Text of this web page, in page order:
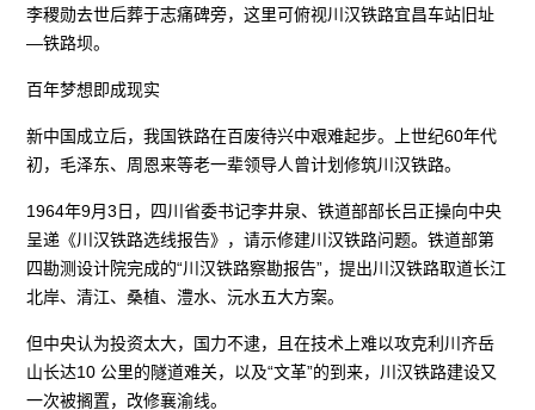
李稷勋去世后葬于志痛碑旁，这里可俯视川汉铁路宜昌车站旧址
—铁路坝。
百年梦想即成现实
新中国成立后，我国铁路在百废待兴中艰难起步。上世纪60年代
初，毛泽东、周恩来等老一辈领导人曾计划修筑川汉铁路。
1964年9月3日，四川省委书记李井泉、铁道部部长吕正操向中央
呈递《川汉铁路选线报告》，请示修建川汉铁路问题。铁道部第
四勘测设计院完成的“川汉铁路察勘报告”，提出川汉铁路取道长江
北岸、清江、桑植、澧水、沅水五大方案。
但中央认为投资太大，国力不逮，且在技术上难以攻克利川齐岳
山长达10 公里的隧道难关，以及“文革”的到来，川汉铁路建设又
一次被搁置，改修襄渝线。